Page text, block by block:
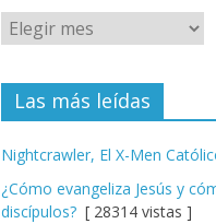
Las más leídas
Nightcrawler, El X-Men
¿Cómo evangeliza Jesús y
discípulos? [ 28314 vistas ]